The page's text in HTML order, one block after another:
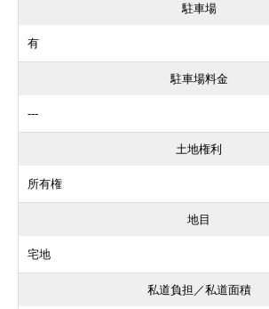
駐車場
有
駐車場料金
---
土地権利
所有権
地目
宅地
私道負担／私道面積